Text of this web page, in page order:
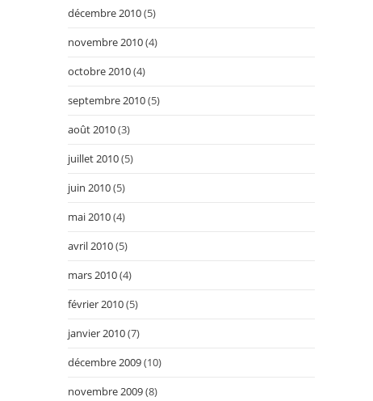
décembre 2010(5)
novembre 2010(4)
octobre 2010(4)
septembre 2010(5)
août 2010(3)
juillet 2010(5)
juin 2010(5)
mai 2010(4)
avril 2010(5)
mars 2010(4)
février 2010(5)
janvier 2010(7)
décembre 2009(10)
novembre 2009(8)